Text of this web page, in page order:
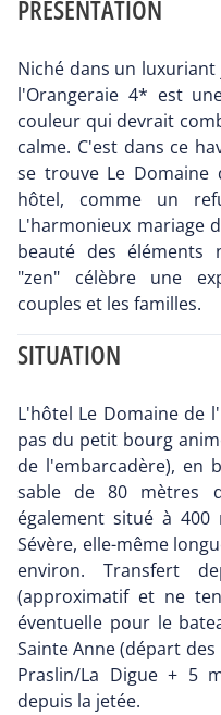
PRÉSENTATION
Niché dans un
l'Orangeraie 4* est
couleur qui devrait
calme. C'est dans ce
se trouve Le Domaine
hôtel, comme un
L'harmonieux mariage
beauté des éléments
"zen" célèbre une
couples et les familles.
SITUATION
L'hôtel Le Domaine de
pas du petit bourg
de l'embarcadère), en
sable de 80 mètres
également situé à
Sévère, elle-même
environ. Transfert
(approximatif et ne
éventuelle pour le
Sainte Anne (départ
Praslin/La Digue + 5
depuis la jetée.